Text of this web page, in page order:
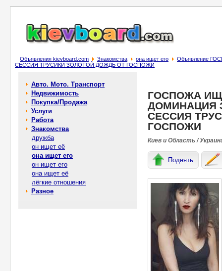
Объявления kievboard.com Знакомства она ищет его
Объявление
СЕССИЯ ТРУСИКИ ЗОЛОТОЙ ДОЖДЬ ОТ ГОСПОЖИ
Авто. Мото. Транспорт
Недвижимость
Покупка/Продажа
Услуги
Работа
Знакомства
дружба
он ищет её
она ищет его
он ищет его
она ищет её
лёгкие отношения
Разное
ГОСПОЖА
ДОМИНАЦИЯ
СЕССИЯ
ГОСПОЖИ
Киев и Область /
Поднять